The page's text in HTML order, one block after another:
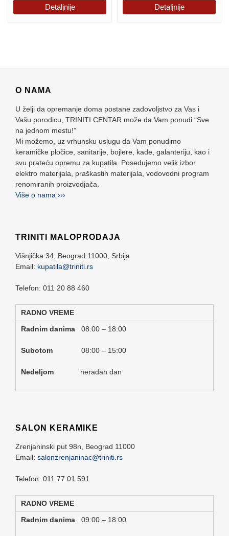
Detaljnije Detaljnije
O NAMA
U želji da opremanje doma postane zadovoljstvo za Vas i
Vašu porodicu, TRINITI CENTAR može da Vam ponudi “Sve
na jednom mestu!”
Mi možemo, uz vrhunsku uslugu da Vam ponudimo
keramičke pločice, sanitarije, bojlere, kade, galanteriju, kao i
svu prateću opremu za kupatila. Posedujemo velik izbor
elektro materijala, praškastih materijala, vodovodni program
renomiranih proizvodjača.
Više o nama ›››
TRINITI MALOPRODAJA
Višnjička 34, Beograd 11000, Srbija
Email: kupatila@triniti.rs
Telefon: 011 20 88 460
RADNO VREME
Radnim danima 08:00 – 18:00
Subotom 08:00 – 15:00
Nedeljom neradan dan
SALON KERAMIKE
Zrenjaninski put 98n, Beograd 11000
Email: salonzrenjaninac@triniti.rs
Telefon: 011 77 01 591
RADNO VREME
Radnim danima 09:00 – 18:00